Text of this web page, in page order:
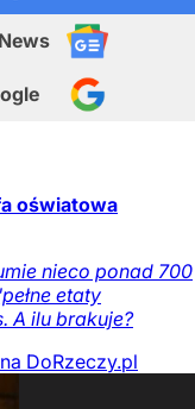
oświatowa
nieco ponad 700
etaty
A ilu brakuje?
DoRzeczy.pl